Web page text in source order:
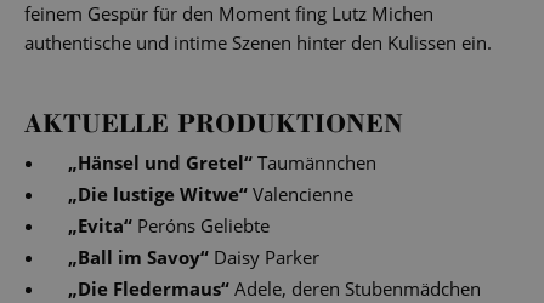
feinem Gespür für den Moment fing Lutz Michen
authentische und intime Szenen hinter den Kulissen ein.
AKTUELLE PRODUKTIONEN
„Hänsel und Gretel“ Taumännchen
„Die lustige Witwe“ Valencienne
„Evita“ Peróns Geliebte
„Ball im Savoy“ Daisy Parker
„Die Fledermaus“ Adele, deren Stubenmädchen